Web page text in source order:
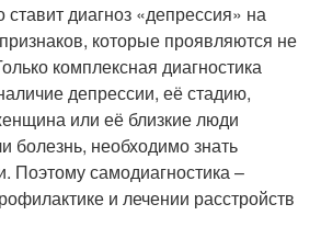
диагноз «депрессия» на
которые проявляются не
комплексная диагностика
депрессии, её стадию,
или её близкие люди
болезнь, необходимо знать
Поэтому самодиагностика –
и лечении расстройств